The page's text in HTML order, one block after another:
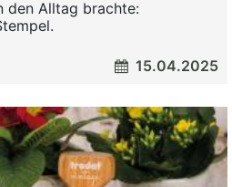
den Alltag brachte:
15.04.2025